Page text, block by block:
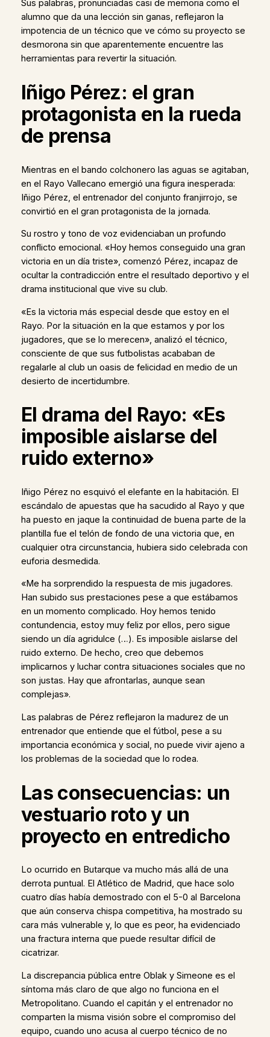
Sus palabras, pronunciadas casi de memoria como el
alumno que da una lección sin ganas, reflejaron la
impotencia de un técnico que ve cómo su proyecto se
desmorona sin que aparentemente encuentre las
herramientas para revertir la situación.
Iñigo Pérez: el gran
protagonista en la rueda
de prensa
Mientras en el bando colchonero las aguas se agitaban,
en el Rayo Vallecano emergió una figura inesperada:
Iñigo Pérez, el entrenador del conjunto franjirrojo, se
convirtió en el gran protagonista de la jornada.
Su rostro y tono de voz evidenciaban un profundo
conflicto emocional. «Hoy hemos conseguido una gran
victoria en un día triste», comenzó Pérez, incapaz de
ocultar la contradicción entre el resultado deportivo y el
drama institucional que vive su club.
«Es la victoria más especial desde que estoy en el
Rayo. Por la situación en la que estamos y por los
jugadores, que se lo merecen», analizó el técnico,
consciente de que sus futbolistas acababan de
regalarle al club un oasis de felicidad en medio de un
desierto de incertidumbre.
El drama del Rayo: «Es
imposible aislarse del
ruido externo»
Iñigo Pérez no esquivó el elefante en la habitación. El
escándalo de apuestas que ha sacudido al Rayo y que
ha puesto en jaque la continuidad de buena parte de la
plantilla fue el telón de fondo de una victoria que, en
cualquier otra circunstancia, hubiera sido celebrada con
euforia desmedida.
«Me ha sorprendido la respuesta de mis jugadores.
Han subido sus prestaciones pese a que estábamos
en un momento complicado. Hoy hemos tenido
contundencia, estoy muy feliz por ellos, pero sigue
siendo un día agridulce (…). Es imposible aislarse del
ruido externo. De hecho, creo que debemos
implicarnos y luchar contra situaciones sociales que no
son justas. Hay que afrontarlas, aunque sean
complejas».
Las palabras de Pérez reflejaron la madurez de un
entrenador que entiende que el fútbol, pese a su
importancia económica y social, no puede vivir ajeno a
los problemas de la sociedad que lo rodea.
Las consecuencias: un
vestuario roto y un
proyecto en entredicho
Lo ocurrido en Butarque va mucho más allá de una
derrota puntual. El Atlético de Madrid, que hace solo
cuatro días había demostrado con el 5-0 al Barcelona
que aún conserva chispa competitiva, ha mostrado su
cara más vulnerable y, lo que es peor, ha evidenciado
una fractura interna que puede resultar difícil de
cicatrizar.
La discrepancia pública entre Oblak y Simeone es el
síntoma más claro de que algo no funciona en el
Metropolitano. Cuando el capitán y el entrenador no
comparten la misma visión sobre el compromiso del
equipo, cuando uno acusa al cuerpo técnico de no